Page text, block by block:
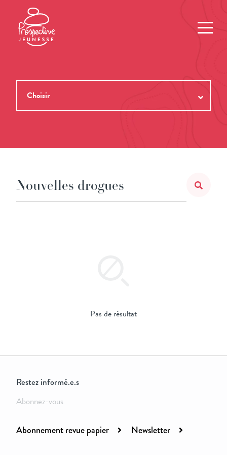
Choisir
THÈMES
AUTEUR.ES
Pas de résultat
Restez informé.e.s
Abonnez-vous
Abonnement revue papier Newsletter